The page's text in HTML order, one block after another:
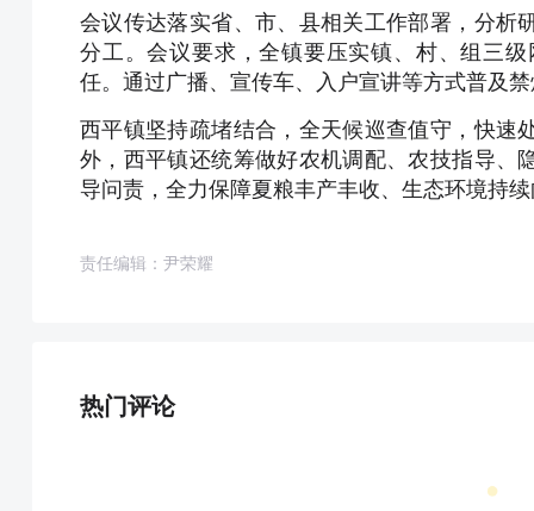
会议传达落实省、市、县相关工作部署，分析
分工。会议要求，全镇要压实镇、村、组三
任。通过广播、宣传车、入户宣讲等方式普及
西平镇坚持疏堵结合，全天候巡查值守，快速
外，西平镇还统筹做好农机调配、农技指导、
导问责，全力保障夏粮丰产丰收、生态环境持
责任编辑：尹荣耀
热门评论